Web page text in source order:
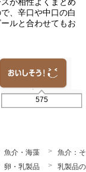
、辛口や中口の白
ルと合わせてもお
575
魚介・海藻
魚介：
卵・乳製品
乳製品